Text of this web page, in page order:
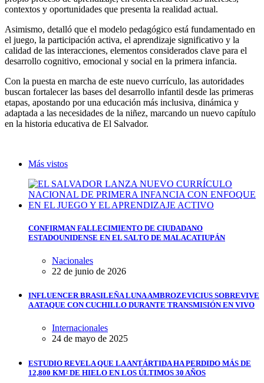
contextos y oportunidades que presenta la realidad actual.
Asimismo, detalló que el modelo pedagógico está fundamentado en
el juego, la participación activa, el aprendizaje significativo y la
calidad de las interacciones, elementos considerados clave para el
desarrollo cognitivo, emocional y social en la primera infancia.
Con la puesta en marcha de este nuevo currículo, las autoridades
buscan fortalecer las bases del desarrollo infantil desde las primeras
etapas, apostando por una educación más inclusiva, dinámica y
adaptada a las necesidades de la niñez, marcando un nuevo capítulo
en la historia educativa de El Salvador.
Más vistos
CONFIRMAN FALLECIMIENTO DE CIUDADANO
ESTADOUNIDENSE EN EL SALTO DE MALACATIUPÁN
Nacionales
22 de junio de 2026
INFLUENCER BRASILEÑA LUNA AMBROZEVICIUS SOBREVIVE
A ATAQUE CON CUCHILLO DURANTE TRANSMISIÓN EN VIVO
Internacionales
24 de mayo de 2025
ESTUDIO REVELA QUE LA ANTÁRTIDA HA PERDIDO MÁS DE
12,800 KM² DE HIELO EN LOS ÚLTIMOS 30 AÑOS